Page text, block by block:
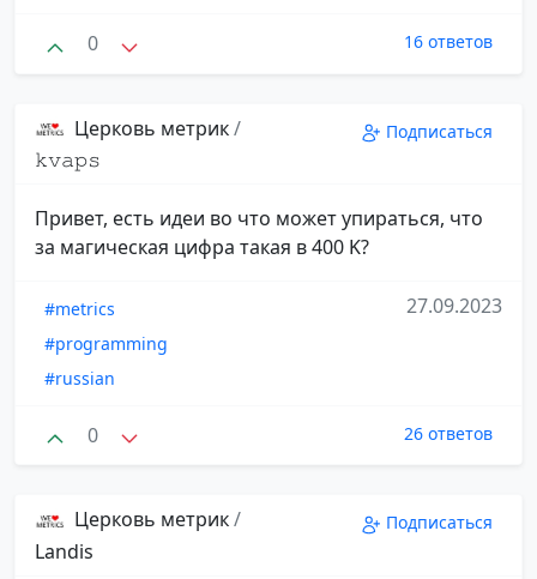
0 16 ответов
Церковь метрик/
𝚔𝚟𝚊𝚙𝚜
Подписаться
Привет, есть идеи во что может упираться, что
за магическая цифра такая в 400 K?
#metrics
#programming
#russian
27.09.2023
0 26 ответов
Церковь метрик/
Landis
Подписаться